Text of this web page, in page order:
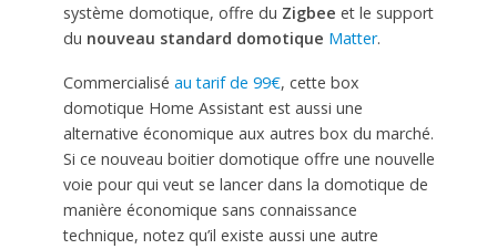
système domotique, offre du Zigbee et le support
du nouveau standard domotique Matter.
Commercialisé au tarif de 99€, cette box
domotique Home Assistant est aussi une
alternative économique aux autres box du marché.
Si ce nouveau boitier domotique offre une nouvelle
voie pour qui veut se lancer dans la domotique de
manière économique sans connaissance
technique, notez qu’il existe aussi une autre